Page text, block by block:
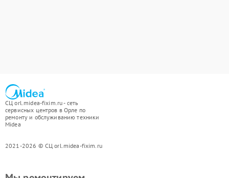
СЦ orl.midea-fixim.ru - сеть
сервисных центров в Орле по
ремонту и обслуживанию техники
Midea
2021-2026 © СЦ orl.midea-fixim.ru